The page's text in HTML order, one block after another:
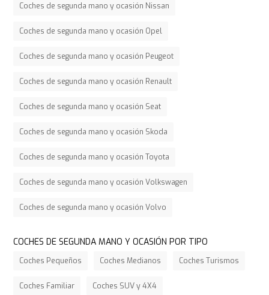
Coches de segunda mano y ocasión Nissan
Coches de segunda mano y ocasión Opel
Coches de segunda mano y ocasión Peugeot
Coches de segunda mano y ocasión Renault
Coches de segunda mano y ocasión Seat
Coches de segunda mano y ocasión Skoda
Coches de segunda mano y ocasión Toyota
Coches de segunda mano y ocasión Volkswagen
Coches de segunda mano y ocasión Volvo
COCHES DE SEGUNDA MANO Y OCASIÓN POR TIPO
Coches Pequeños Coches Medianos Coches Turismos
Coches Familiar Coches SUV y 4X4